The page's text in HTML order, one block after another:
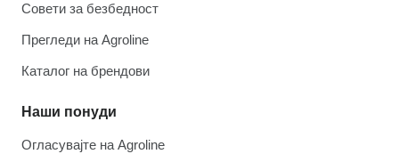
Совети за безбедност
Прегледи на Agroline
Каталог на брендови
Наши понуди
Огласувајте на Agroline